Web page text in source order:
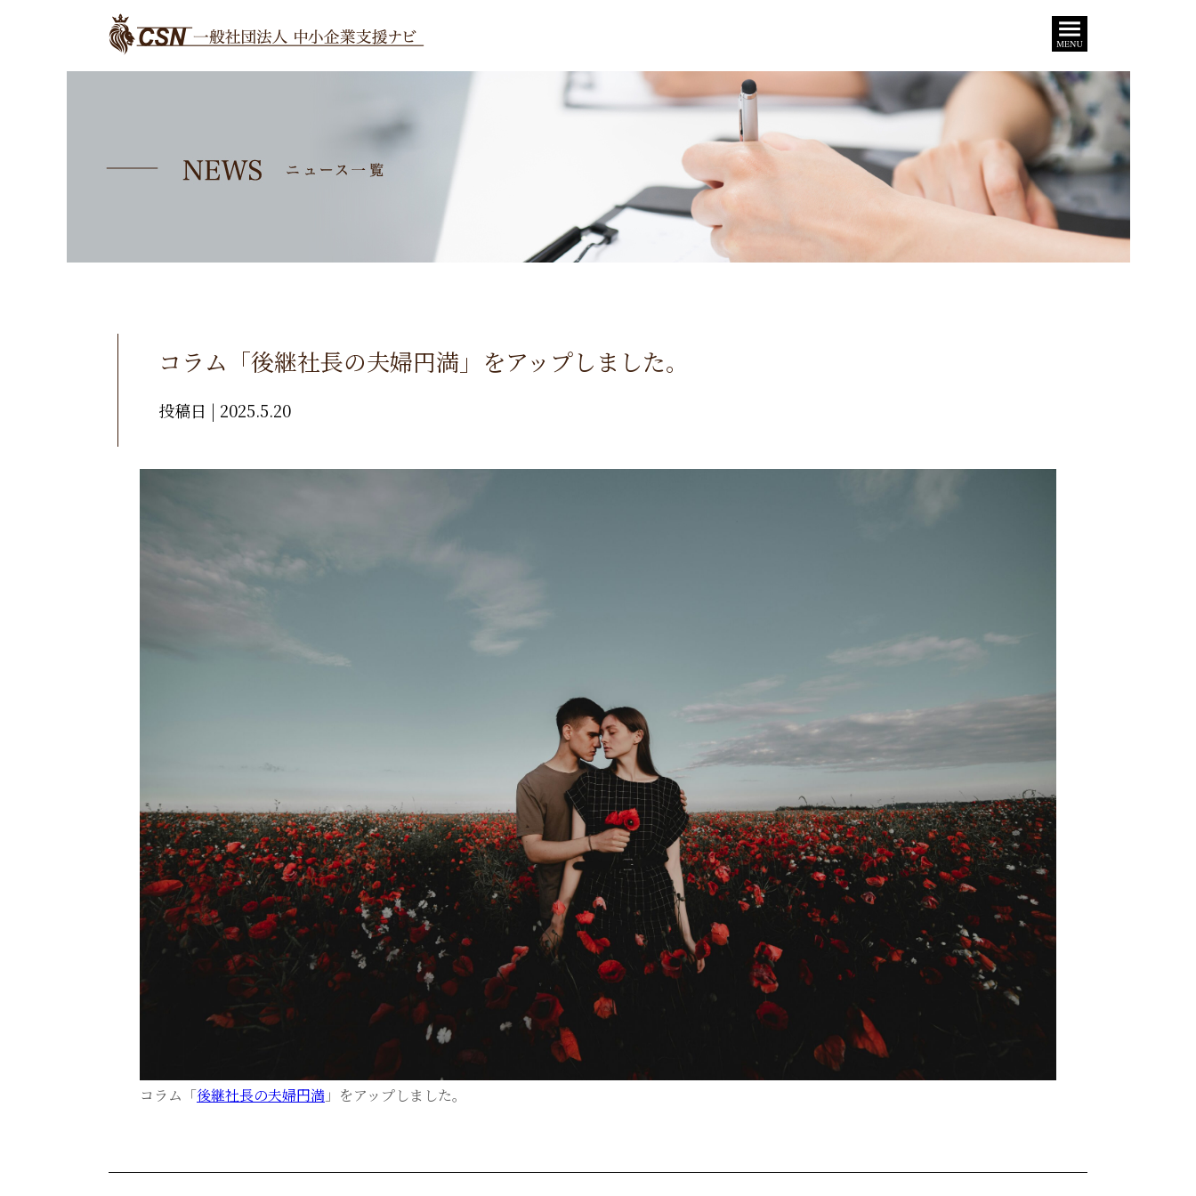
コラム「後継社長の夫婦円満」をアップしました。
投稿日 | 2025.5.20
コラム「後継社長の夫婦円満 」をアップしました。